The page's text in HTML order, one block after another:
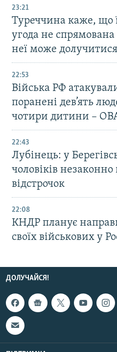
23:21
Туреччина каже, що
угода не спрямована
неї може
22:53
Війська РФ
поранені дев’ять
чотири дитини –
22:43
Лубінець: у
чоловіків
відстрочок
22:08
КНДР планує
своїх військових у
ДОЛУЧАЙСЯ!